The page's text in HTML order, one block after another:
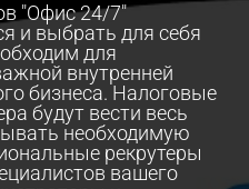
"Офис 24/7"
и выбрать для себя
для
внутренней
бизнеса. Налоговые
будут вести весь
необходимую
рекрутеры
вашего